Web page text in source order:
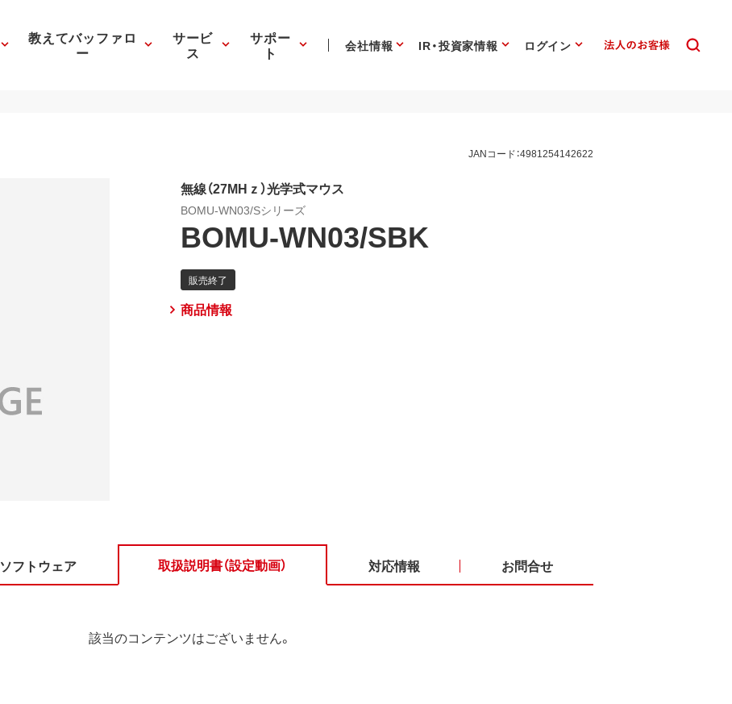
教えてバッファロ
ー
サービ
ス
サポー
ト 会社情報 IR・投資家情報 ログイン
JANコード：4981254142622
無線（27MHｚ）光学式マウス
BOMU-WN03/Sシリーズ
BOMU-WN03/SBK
商品情報
ソフトウェア 取扱説明書（設定動画） 対応情報 お問合せ
該当のコンテンツはございません。